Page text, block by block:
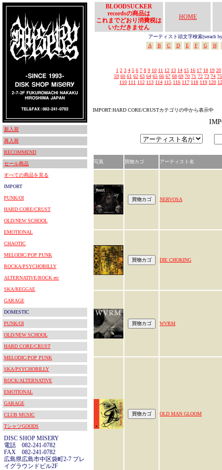
新入荷
再入荷
RECOMMEND
セール商品
すべての商品を見る
IMPORT
PUNK/OI
HARD CORE/CRUST
OLD/NEW SCHOOL
EMOTIONAL
CHAOTIC
MELODIC/POP PUNK
ROCKA/PSYCHOBILLY
ALTERNATIVE/ROCK etc
SKA/REGGAE
GARAGE
DOMESTIC
PUNK/OI
OLD/NEW SCHOOL
HARD CORE/CRUST
MELODIC/POP PUNK
SKA/PSYCHOBILLY
ROCK/ALTERNATIVE
EMOTIONAL
GARAGE
CLUB MUSIC
TシャツGOODS
DISC SHOP MISERY
電話 082-241-0782
FAX 082-241-0782
広島県広島市中区袋町2-7 プレ
イグラウンドビル2F
BLOODSUCKER
recordsの商品は
これまでどおり消費税は
いただきません
HOME
アーティスト頭文字検索(serach
A
B C D E F G H
1 2 3 4 5 6 7 8 9 10 11 12 13 14 15 16 17 18 19 20
59 60 61 62 63 64 65 66 67 68 69 70 71 72 73 74 75
110 111 112 113 114 115 116 117 118 119 120
IMPORT:HARD CORE/CRUSTカテゴリの中から表示中
写真 買物カゴ アーティスト名
NERVOSA
DIE CHOKING
WVRM
OLD MAN GLOOM